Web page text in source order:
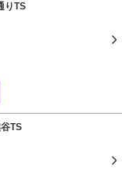
りTS
TS